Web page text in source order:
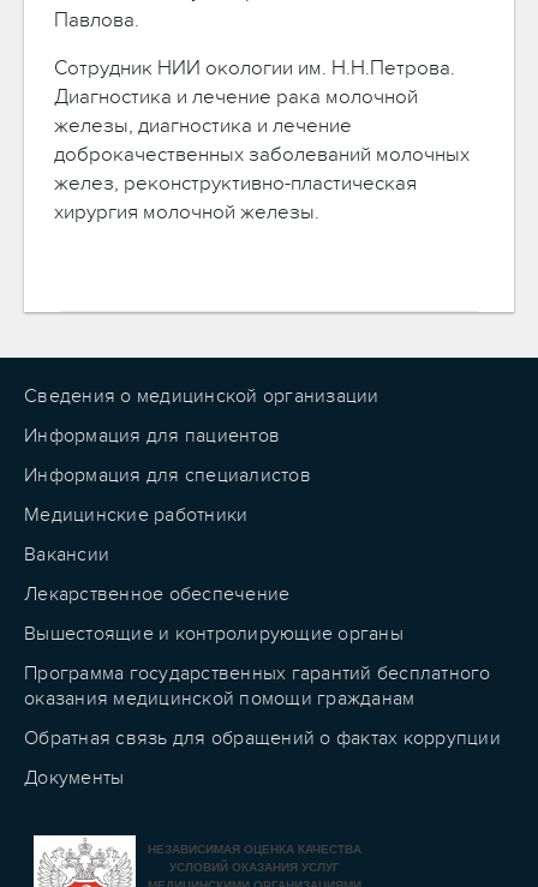
Павлова.
Сотрудник НИИ окологии им. Н.Н.Петрова.
Диагностика и лечение рака молочной
железы, диагностика и лечение
доброкачественных заболеваний молочных
желез, реконструктивно-пластическая
хирургия молочной железы.
Сведения о медицинской организации
Информация для пациентов
Информация для специалистов
Медицинские работники
Вакансии
Лекарственное обеспечение
Вышестоящие и контролирующие органы
Программа государственных гарантий бесплатного
оказания медицинской помощи гражданам
Обратная связь для обращений о фактах коррупции
Документы